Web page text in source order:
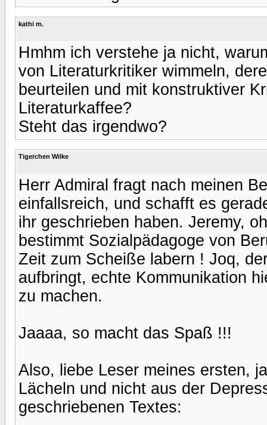
kathi m.
Hmhm ich verstehe ja nicht,
von Literaturkritiker wimmeln,
beurteilen und mit konstruktiver
Literaturkaffee?
Steht das irgendwo?
Tigerchen Wilke
Herr Admiral fragt nach meinen
einfallsreich, und schafft es
ihr geschrieben haben. Jeremy,
bestimmt Sozialpädagoge von
Zeit zum Scheiße labern ! Joq,
aufbringt, echte Kommunikation
zu machen.
Jaaaa, so macht das Spaß !!!
Also, liebe Leser meines ersten,
Lächeln und nicht aus der
geschriebenen Textes: